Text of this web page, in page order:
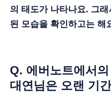
의 태도가 나타나요. 그
된 모습을 확인하고는 해
Q. 에버노트에서
대연님은 오랜 기